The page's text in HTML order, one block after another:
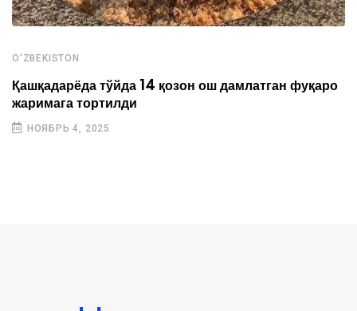
O'ZBEKISTON
Қашқадарёда тўйда 14 қозон ош дамлатган фуқаро
жаримага тортилди
НОЯБРЬ 4, 2025